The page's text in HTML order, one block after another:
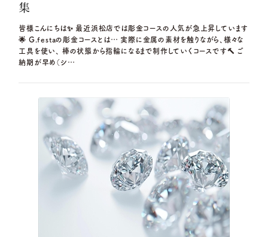
集
皆様こんにちは✨ 最近浜松店では彫金コースの人気が急上昇しています
🌟 G.festaの彫金コースとは… 実際に金属の素材を触りながら、様々な
工具を使い、 棒の状態から指輪になるまで制作していくコースです🔨 ご
納期が早め（シ…